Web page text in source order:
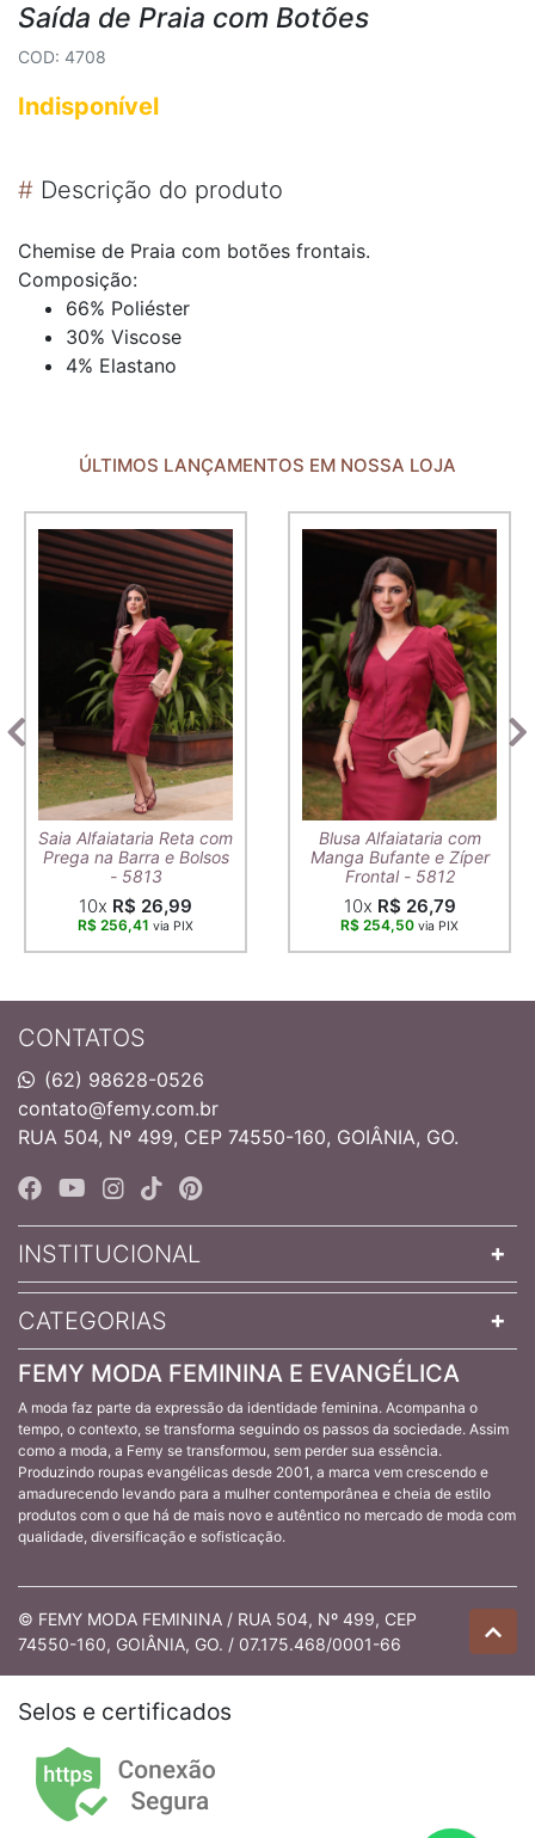
Saída de Praia com Botões
COD: 4708
Indisponível
# Descrição do produto
Chemise de Praia com botões frontais.
Composição:
66% Poliéster
30% Viscose
4% Elastano
ÚLTIMOS LANÇAMENTOS EM NOSSA LOJA
Saia Alfaiataria Reta com
Prega na Barra e Bolsos
- 5813
10x R$ 26,99
R$ 256,41 via PIX
Blusa Alfaiataria com
Manga Bufante e Zíper
Frontal - 5812
10x R$ 26,79
R$ 254,50 via PIX
CONTATOS
(62) 98628-0526
contato@femy.com.br
RUA 504, Nº 499, CEP 74550-160, GOIÂNIA, GO.
INSTITUCIONAL
CATEGORIAS
FEMY MODA FEMININA E EVANGÉLICA
A moda faz parte da expressão da identidade feminina. Acompanha o
tempo, o contexto, se transforma seguindo os passos da sociedade. Assim
como a moda, a Femy se transformou, sem perder sua essência.
Produzindo roupas evangélicas desde 2001, a marca vem crescendo e
amadurecendo levando para a mulher contemporânea e cheia de estilo
produtos com o que há de mais novo e autêntico no mercado de moda com
qualidade, diversificação e sofisticação.
© FEMY MODA FEMININA / RUA 504, Nº 499, CEP
74550-160, GOIÂNIA, GO. / 07.175.468/0001-66
Selos e certificados